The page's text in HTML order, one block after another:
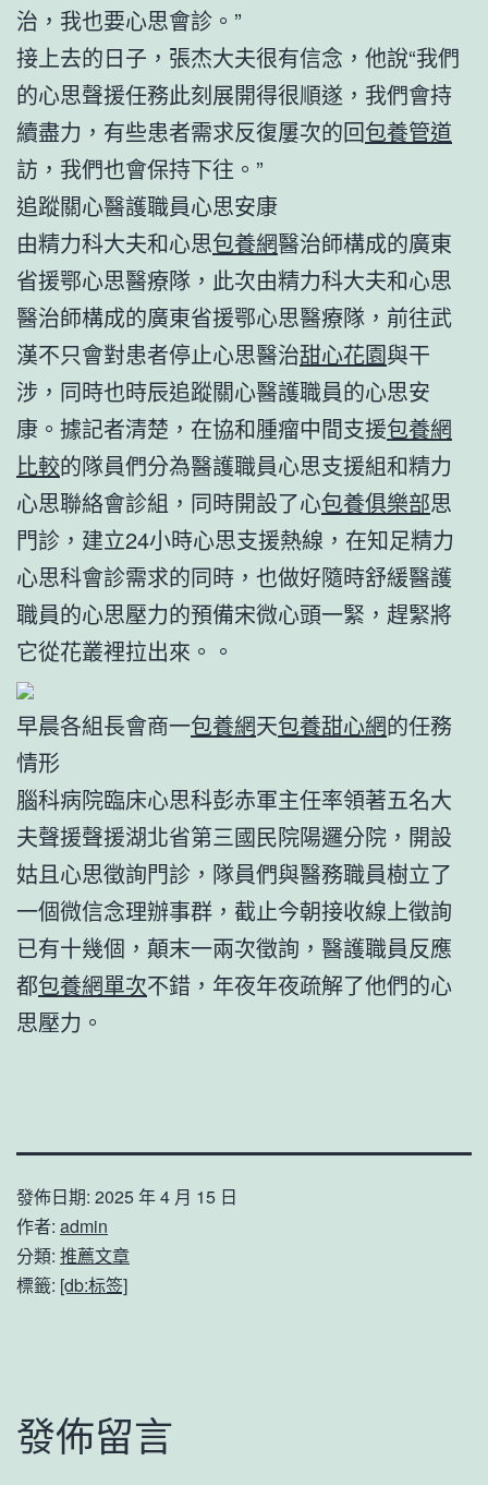
治，我也要心思會診。”
接上去的日子，張杰大夫很有信念，他說“我們
的心思聲援任務此刻展開得很順遂，我們會持
續盡力，有些患者需求反復屢次的回包養管道
訪，我們也會保持下往。”
追蹤關心醫護職員心思安康
由精力科大夫和心思包養網醫治師構成的廣東
省援鄂心思醫療隊，此次由精力科大夫和心思
醫治師構成的廣東省援鄂心思醫療隊，前往武
漢不只會對患者停止心思醫治甜心花園與干
涉，同時也時辰追蹤關心醫護職員的心思安
康。據記者清楚，在協和腫瘤中間支援包養網
比較的隊員們分為醫護職員心思支援組和精力
心思聯絡會診組，同時開設了心包養俱樂部思
門診，建立24小時心思支援熱線，在知足精力
心思科會診需求的同時，也做好隨時舒緩醫護
職員的心思壓力的預備宋微心頭一緊，趕緊將
它從花叢裡拉出來。。
早晨各組長會商一包養網天包養甜心網的任務
情形
腦科病院臨床心思科彭赤軍主任率領著五名大
夫聲援聲援湖北省第三國民院陽邏分院，開設
姑且心思徵詢門診，隊員們與醫務職員樹立了
一個微信念理辦事群，截止今朝接收線上徵詢
已有十幾個，顛末一兩次徵詢，醫護職員反應
都包養網單次不錯，年夜年夜疏解了他們的心
思壓力。
發佈日期: 2025 年 4 月 15 日
作者: admin
分類: 推薦文章
標籤: [db:标签]
發佈留言